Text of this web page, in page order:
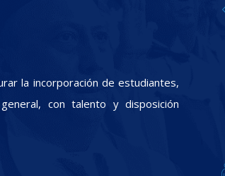
la incorporación de estudiantes,
con talento y disposición